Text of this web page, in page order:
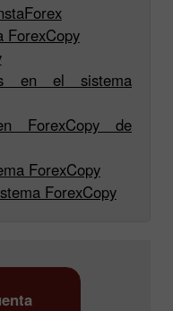
ForexCopy
en el sistema
ForexCopy de
ForexCopy
ForexCopy